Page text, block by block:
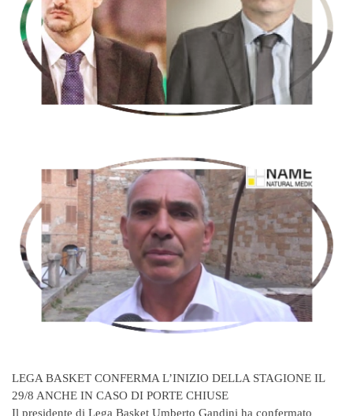
LEGA BASKET CONFERMA L’INIZIO DELLA STAGIONE IL
29/8 ANCHE IN CASO DI PORTE CHIUSE
Il presidente di Lega Basket Umberto Gandini ha confermato